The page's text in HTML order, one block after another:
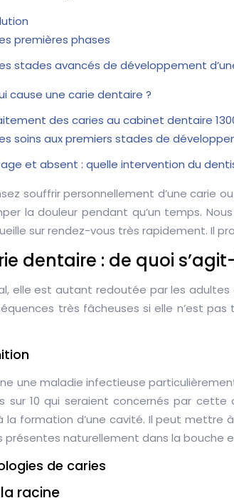
premières phases
stades avancés de développement
cause une carie dentaire ?
des caries au cabinet dentaire
soins aux premiers stades de
et absent : quelle intervention du
souffrir personnellement d’une carie
la douleur pendant qu’un temps.
sur rendez-vous très rapidement. Il
dentaire : de quoi
elle est autant redoutée par les
très fâcheuses si elle n’est
une maladie infectieuse
sur 10 qui seraient concernés par
la formation d’une cavité. Il peut mettre
présentes naturellement dans la bouche
de caries
racine